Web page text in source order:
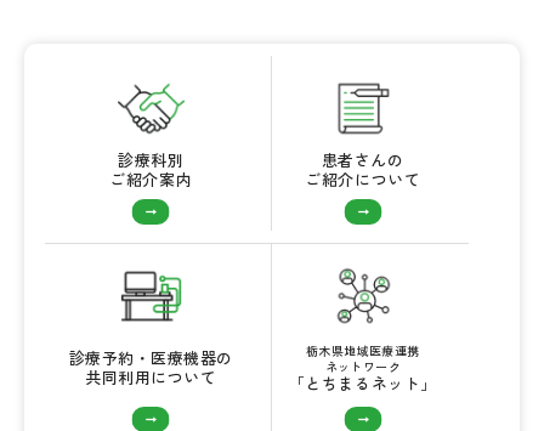
診療科別
ご紹介案内
患者さんの
ご紹介について
診療予約・医療機器の
共同利用について
栃木県地域医療連携
ネットワーク
「とちまるネット」